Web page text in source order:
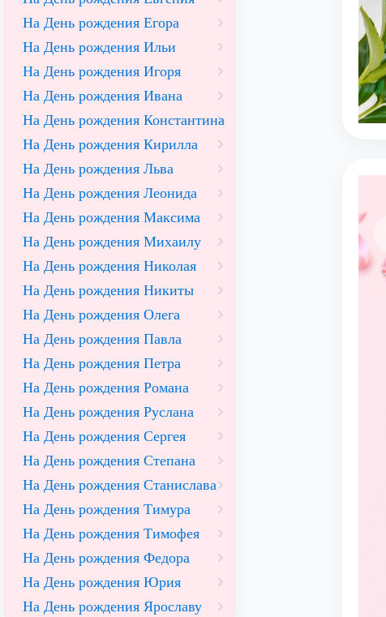
На День рождения Егора
На День рождения Ильи
На День рождения Игоря
На День рождения Ивана
На День рождения Константина
На День рождения Кирилла
На День рождения Льва
На День рождения Леонида
На День рождения Максима
На День рождения Михаилу
На День рождения Николая
На День рождения Никиты
На День рождения Олега
На День рождения Павла
На День рождения Петра
На День рождения Романа
На День рождения Руслана
На День рождения Сергея
На День рождения Степана
На День рождения Станислава
На День рождения Тимура
На День рождения Тимофея
На День рождения Федора
На День рождения Юрия
На День рождения Ярославу